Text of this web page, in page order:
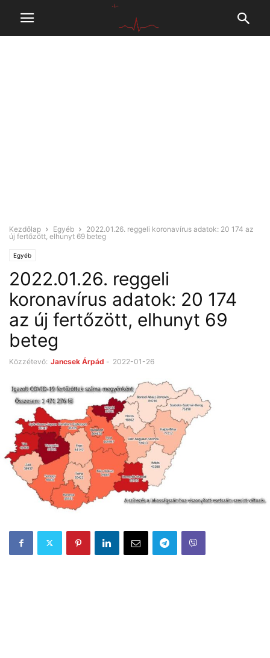
Kezdőlap Egyéb
2022.01.26. reggeli koronavírus adatok: 20 174 az
új fertőzött, elhunyt 69 beteg
Egyéb
2022.01.26. reggeli
koronavírus adatok: 20 174
az új fertőzött, elhunyt 69
beteg
Közzétevő: Jancsek Árpád - 2022-01-26